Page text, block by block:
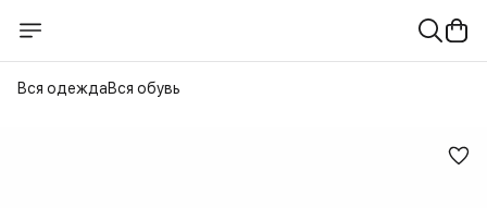
Вся одеждаВся обувь